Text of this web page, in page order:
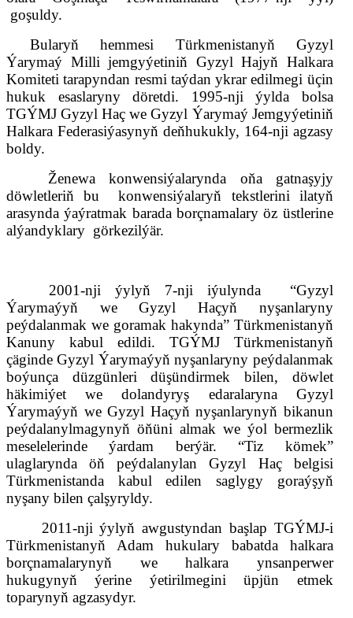
goşuldy.
Bularyň hemmesi Türkmenistanyň Gyzyl
Ýarymaý Milli jemgyýetiniň Gyzyl Hajyň Halkara
Komiteti tarapyndan resmi taýdan ykrar edilmegi üçin
hukuk esaslaryny döretdi. 1995-nji ýylda bolsa
TGÝMJ Gyzyl Haç we Gyzyl Ýarymaý Jemgyýetiniň
Halkara Federasiýasynyň deňhukukly, 164-nji agzasy
boldy.
Ženewa konwensiýalarynda oňa gatnaşyjy
döwletleriň bu
konwensiýalaryň tekstlerini ilatyň
arasynda ýaýratmak barada borçnamalary öz üstlerine
alýandyklary görkezilýär.
2001-nji ýylyň 7-nji iýulynda
“Gyzyl
Ýarymaýyň we Gyzyl Haçyň nyşanlaryny
peýdalanmak we goramak hakynda” Türkmenistanyň
Kanuny kabul edildi. TGÝMJ Türkmenistanyň
çäginde Gyzyl Ýarymaýyň nyşanlaryny peýdalanmak
boýunça düzgünleri düşündirmek bilen, döwlet
häkimiýet we dolandyryş edaralaryna Gyzyl
Ýarymaýyň we Gyzyl Haçyň nyşanlarynyň bikanun
peýdalanylmagynyň öňüni almak we ýol bermezlik
meselelerinde ýardam berýär. “Tiz kömek”
ulaglarynda öň peýdalanylan Gyzyl Haç belgisi
Türkmenistanda kabul edilen saglygy goraýşyň
nyşany bilen çalşyryldy.
2011-nji ýylyň awgustyndan başlap TGÝMJ-i
Türkmenistanyň Adam hukulary babatda halkara
borçnamalarynyň we halkara ynsanperwer
hukugynyň ýerine ýetirilmegini üpjün etmek
toparynyň agzasydyr.